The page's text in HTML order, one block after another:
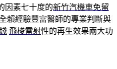
因素七十度的新竹汽機車免留
賴經驗豐富醫師的專業判斷與
飛梭雷射性的再生效果兩大功